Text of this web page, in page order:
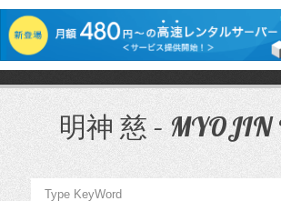
ス
明神 慈 – MYOJIN